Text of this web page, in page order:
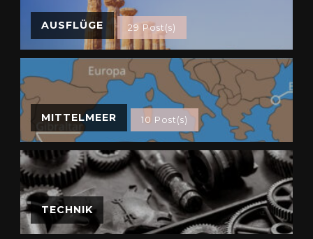
AUSFLÜGE 29 Post(s)
MITTELMEER 10 Post(s)
TECHNIK